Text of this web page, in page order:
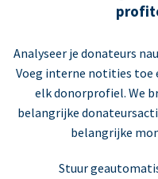
Analyseer je donateurs
Voeg interne notities toe
elk donorprofiel. We
belangrijke
belangrijke
Stuur